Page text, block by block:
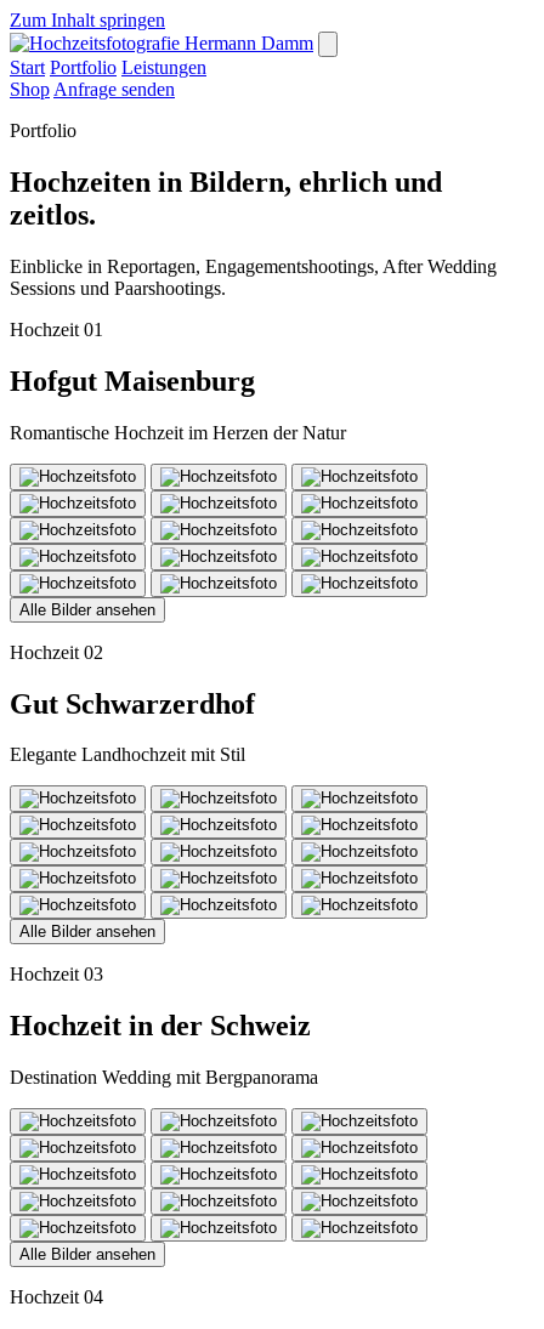
Zum Inhalt springen
Start Portfolio Leistungen
Shop Anfrage senden
Portfolio
Hochzeiten in Bildern, ehrlich und
zeitlos.
Einblicke in Reportagen, Engagementshootings, After Wedding
Sessions und Paarshootings.
Hochzeit 01
Hofgut Maisenburg
Romantische Hochzeit im Herzen der Natur
Alle Bilder ansehen
Hochzeit 02
Gut Schwarzerdhof
Elegante Landhochzeit mit Stil
Alle Bilder ansehen
Hochzeit 03
Hochzeit in der Schweiz
Destination Wedding mit Bergpanorama
Alle Bilder ansehen
Hochzeit 04